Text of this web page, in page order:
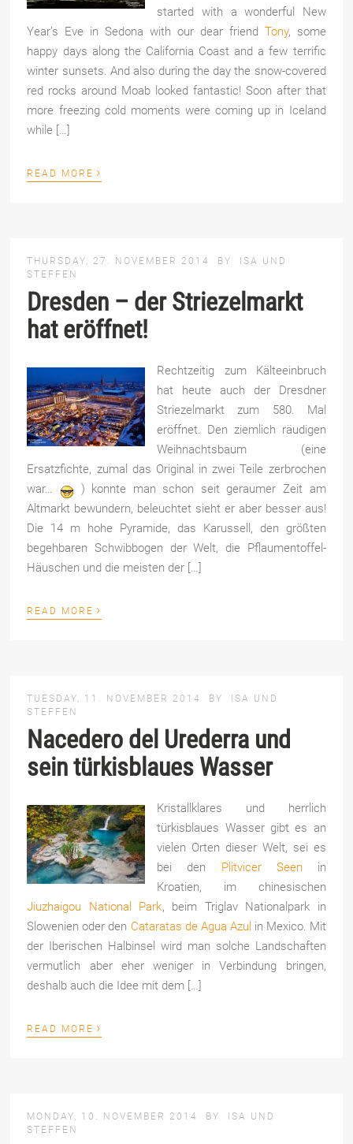
started with a wonderful New
Year’s Eve in Sedona with our dear friend Tony, some
happy days along the California Coast and a few terrific
winter sunsets. And also during the day the snow-covered
red rocks around Moab looked fantastic! Soon after that
more freezing cold moments were coming up in Iceland
while […]
READ MORE ›
THURSDAY, 27. NOVEMBER 2014 BY
ISA UND
STEFFEN
Dresden – der Striezelmarkt
hat eröffnet!
Rechtzeitig zum Kälteeinbruch
hat heute auch der Dresdner
Striezelmarkt zum 580. Mal
eröffnet. Den ziemlich räudigen
Weihnachtsbaum (eine
Ersatzfichte, zumal das Original in zwei Teile zerbrochen
war…
) konnte man schon seit geraumer Zeit am
Altmarkt bewundern, beleuchtet sieht er aber besser aus!
Die 14 m hohe Pyramide, das Karussell, den größten
begehbaren Schwibbogen der Welt, die Pflaumentoffel-
Häuschen und die meisten der […]
READ MORE ›
TUESDAY, 11. NOVEMBER 2014 BY
ISA UND
STEFFEN
Nacedero del Urederra und
sein türkisblaues Wasser
Kristallklares und herrlich
türkisblaues Wasser gibt es an
vielen Orten dieser Welt, sei es
bei den Plitvicer Seenin
Kroatien, im chinesischen
Jiuzhaigou National Park, beim Triglav Nationalpark in
Slowenien oder den Cataratas de Agua Azul in Mexico. Mit
der Iberischen Halbinsel wird man solche Landschaften
vermutlich aber eher weniger in Verbindung bringen,
deshalb auch die Idee mit dem […]
READ MORE ›
MONDAY, 10. NOVEMBER 2014 BY
ISA UND
STEFFEN